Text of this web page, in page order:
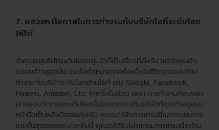
7. แสวงหาโอกาสในการทำงานกับบริษัทไอทีระดับโลก
ให้ได้
ถ้าคุณอยู่บริษัทระดับโลกอยู่แล้วก็เป็นเรื่องที่ดีครับ แต่ถ้าคุณยัง
ไม่เคยก้าวสู่จุดนั้น จงตั้งเป้าหมายว่าครั้งหนึ่งในชีวิตจะลองเข้าไป
ทำงานกับบริษัทระดับโลกด้านไอที เช่น Google, Facebook,
Huawei, Amazon, Etc. ซักครั้งในชีวิต เพราะการทำงานกับบริษัท
เจ้าของนวัตกรรมระดับโลกนั้นจะแตกต่างกับบริษัทที่คุณทำอยู่แบบ
หน้ามือเป็นหลังมือเลยล่ะครับ คุณจะได้รับการเทรนนิ่งจากระบบการ
ขายขั้นสุดยอดของโลกใบนี้ คุณจะได้รับโปรแกรมการเทรนนิ่งด้าน